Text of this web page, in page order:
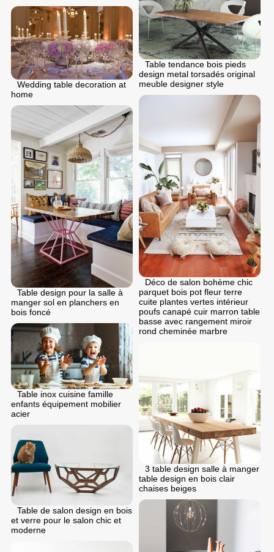
Table tendance bois pieds
design metal torsadés original
meuble designer style
Wedding table decoration at
home
Déco de salon bohème chic
parquet bois pot fleur terre
cuite plantes vertes intérieur
poufs canapé cuir marron table
basse avec rangement miroir
rond cheminée marbre
Table design pour la salle à
manger sol en planchers en
bois foncé
Table inox cuisine famille
enfants équipement mobilier
acier
3 table design salle à manger
table design en bois clair
chaises beiges
Table de salon design en bois
et verre pour le salon chic et
moderne